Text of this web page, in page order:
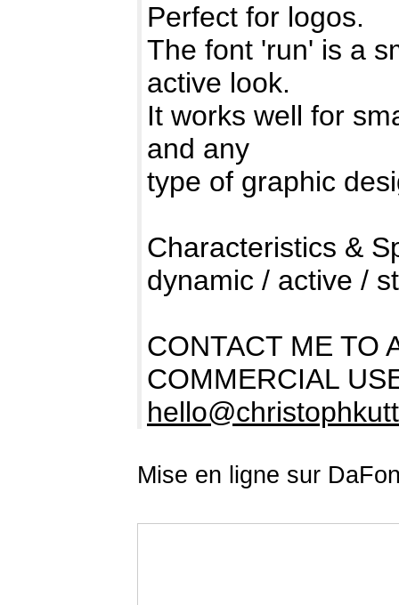
Perfect for logos.
The font 'run' is a
active look.
It works well for
and any
type of graphic
Characteristics &
dynamic / active /
CONTACT ME TO
COMMERCIAL
Mise en ligne sur